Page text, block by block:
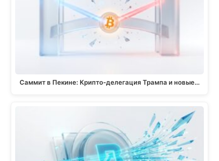
Саммит в Пекине: Крипто-делегация Трампа и новые…